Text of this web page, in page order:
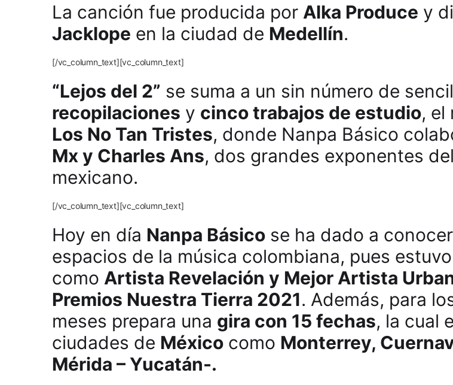
La canción fue producida por Alka Produce y
Jacklope en la ciudad de Medellín.
[/vc_column_text][vc_column_text]
“Lejos del 2” se suma a un sin número de
recopilaciones y cinco trabajos de estudio, el
Los No Tan Tristes, donde Nanpa Básico
Mx y Charles Ans, dos grandes exponentes
mexicano.
[/vc_column_text][vc_column_text]
Hoy en día Nanpa Básico se ha dado a
espacios de la música colombiana, pues
como Artista Revelación y Mejor Artista
Premios Nuestra Tierra 2021. Además, para
meses prepara una gira con 15 fechas, la cual
ciudades de México como Monterrey,
Mérida – Yucatán-.